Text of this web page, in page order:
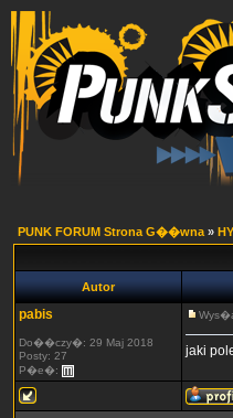
PUNK FORUM Strona G��wna »
Autor
pabis
Do��czy�: 29 Maj 2018
Posty: 27
P�e�:
jaki